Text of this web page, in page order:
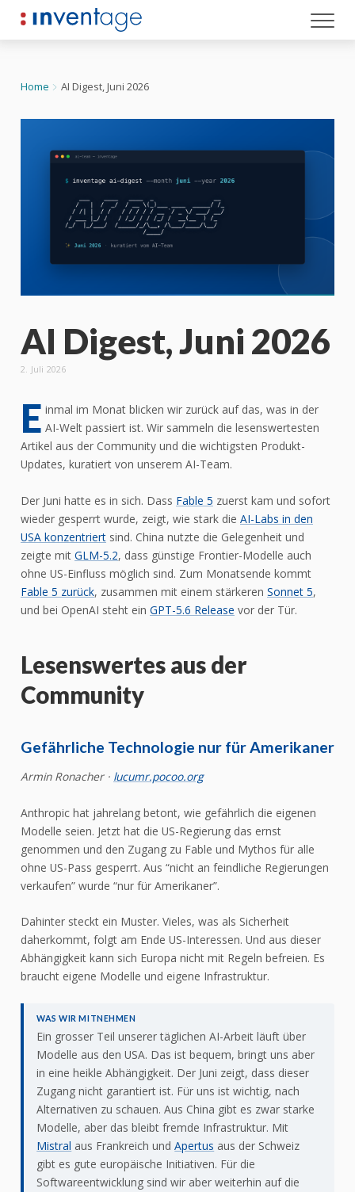
Home AI Digest, Juni 2026
AI Digest, Juni 2026
2. Juli 2026
E inmal im Monat blicken wir zurück auf das, was in der
AI-Welt passiert ist. Wir sammeln die lesenswertesten
Artikel aus der Community und die wichtigsten Produkt-
Updates, kuratiert von unserem AI-Team.
Der Juni hatte es in sich. Dass Fable 5 zuerst kam und sofort
wieder gesperrt wurde, zeigt, wie stark die AI-Labs in den
USA konzentriert sind. China nutzte die Gelegenheit und
zeigte mit GLM-5.2, dass günstige Frontier-Modelle auch
ohne US-Einfluss möglich sind. Zum Monatsende kommt
Fable 5 zurück, zusammen mit einem stärkeren Sonnet 5,
und bei OpenAI steht ein GPT-5.6 Release vor der Tür.
Lesenswertes aus der
Community
Gefährliche Technologie nur für Amerikaner
Armin Ronacher · lucumr.pocoo.org
Anthropic hat jahrelang betont, wie gefährlich die eigenen
Modelle seien. Jetzt hat die US-Regierung das ernst
genommen und den Zugang zu Fable und Mythos für alle
ohne US-Pass gesperrt. Aus “nicht an feindliche Regierungen
verkaufen” wurde “nur für Amerikaner”.
Dahinter steckt ein Muster. Vieles, was als Sicherheit
daherkommt, folgt am Ende US-Interessen. Und aus dieser
Abhängigkeit kann sich Europa nicht mit Regeln befreien. Es
braucht eigene Modelle und eigene Infrastruktur.
WAS WIR MITNEHMEN
Ein grosser Teil unserer täglichen AI-Arbeit läuft über
Modelle aus den USA. Das ist bequem, bringt uns aber
in eine heikle Abhängigkeit. Der Juni zeigt, dass dieser
Zugang nicht garantiert ist. Für uns ist wichtig, nach
Alternativen zu schauen. Aus China gibt es zwar starke
Modelle, aber das bleibt fremde Infrastruktur. Mit
Mistral aus Frankreich undApertus aus der Schweiz
gibt es gute europäische Initiativen. Für die
Softwareentwicklung sind wir aber weiterhin auf die